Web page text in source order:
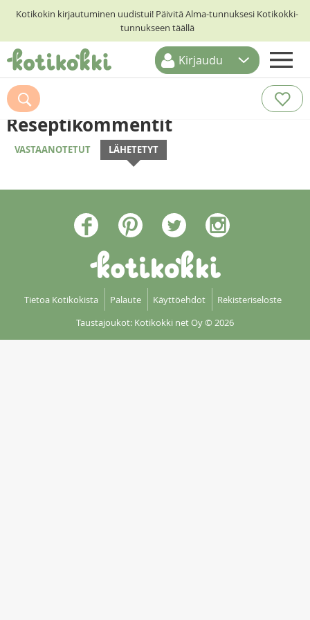
Kotikokin kirjautuminen uudistui! Päivitä Alma-tunnuksesi Kotikokki-
tunnukseen täällä
ETUSIVU
RESEPTIHAKU
KOTIKOKIT
Kirjaudu
Reseptikommentit
VASTAANOTETUT LÄHETETYT
Tietoa Kotikokista Palaute Käyttöehdot
Rekisteriseloste
Taustajoukot: Kotikokki net Oy© 2026